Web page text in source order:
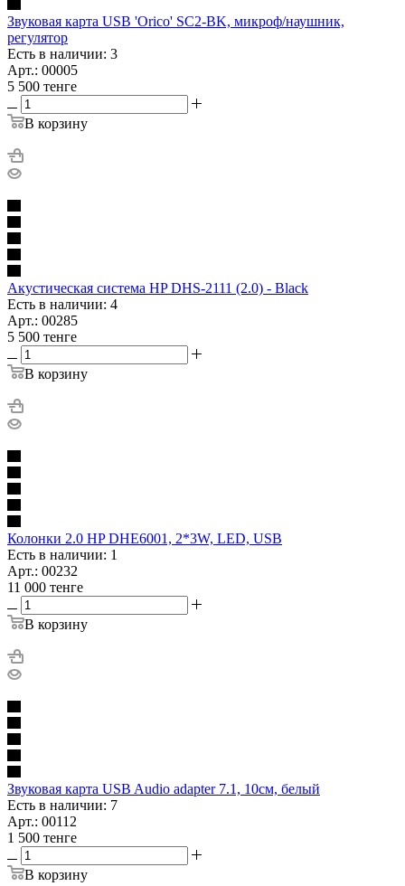
Звуковая карта USB 'Orico' SC2-BK, микроф/наушник,
регулятор
Есть в наличии: 3
Арт.: 00005
5 500 тенге
В корзину
Акустическая система HP DHS-2111 (2.0) - Black
Есть в наличии: 4
Арт.: 00285
5 500 тенге
В корзину
Колонки 2.0 HP DHE6001, 2*3W, LED, USB
Есть в наличии: 1
Арт.: 00232
11 000 тенге
В корзину
Звуковая карта USB Audio adapter 7.1, 10см, белый
Есть в наличии: 7
Арт.: 00112
1 500 тенге
В корзину